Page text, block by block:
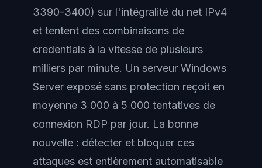
3390-3400) sur l'intégralité du net IPv4
et tentent des combinaisons de
credentials à la vitesse de plusieurs
milliers par minute. Un serveur Windows
Server exposé sans protection reçoit en
moyenne 3 000 à 5 000 tentatives de
connexion RDP par jour. La bonne
nouvelle : détecter et bloquer ces
attaques est entièrement automatisable